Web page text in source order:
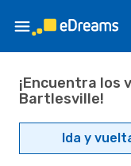
¡Encuentra los
Bartlesville!
Ida y